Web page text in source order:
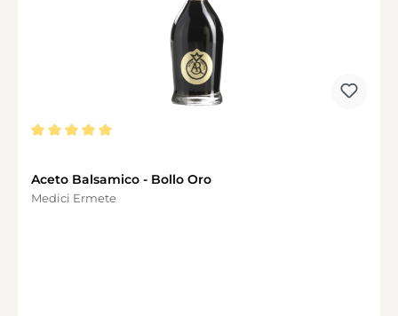
Aceto Balsamico - Bollo Oro
Medici Ermete